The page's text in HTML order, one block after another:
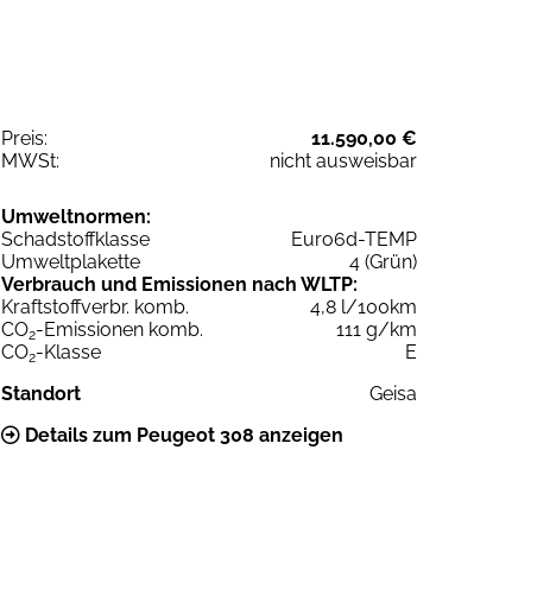
Preis:
11.590,00 €
MWSt:
nicht ausweisbar
Umweltnormen:
Schadstoffklasse
Euro6d-TEMP
Umweltplakette
4 (Grün)
Verbrauch und Emissionen nach WLTP:
Kraftstoffverbr. komb.
4,8 l/100km
CO2-Emissionen komb.
111 g/km
CO2-Klasse
E
Standort
Geisa
Details zum Peugeot 308 anzeigen